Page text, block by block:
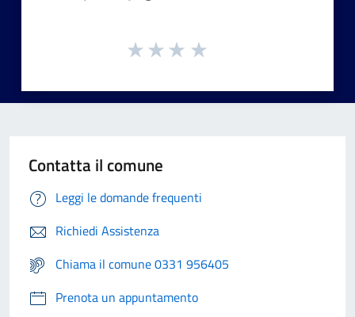
Contatta il comune
Leggi le domande frequenti
Richiedi Assistenza
Chiama il comune 0331 956405
Prenota un appuntamento